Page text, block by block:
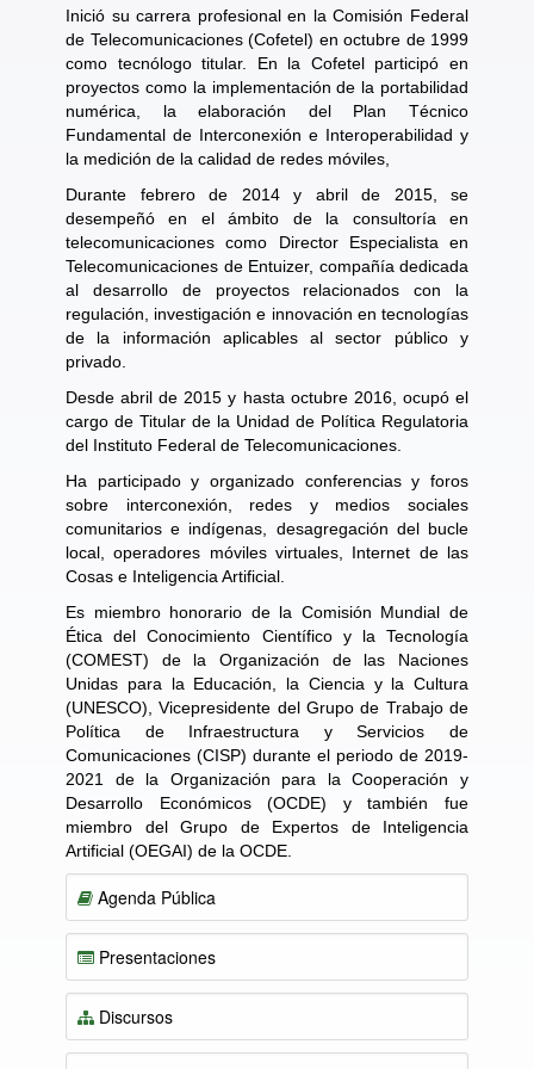
Inició su carrera profesional en la Comisión Federal
de Telecomunicaciones (Cofetel) en octubre de 1999
como tecnólogo titular. En la Cofetel participó en
proyectos como la implementación de la portabilidad
numérica, la elaboración del Plan Técnico
Fundamental de Interconexión e Interoperabilidad y
la medición de la calidad de redes móviles,
Durante febrero de 2014 y abril de 2015, se
desempeñó en el ámbito de la consultoría en
telecomunicaciones como Director Especialista en
Telecomunicaciones de Entuizer, compañía dedicada
al desarrollo de proyectos relacionados con la
regulación, investigación e innovación en tecnologías
de la información aplicables al sector público y
privado.
Desde abril de 2015 y hasta octubre 2016, ocupó el
cargo de Titular de la Unidad de Política Regulatoria
del Instituto Federal de Telecomunicaciones.
Ha participado y organizado conferencias y foros
sobre interconexión, redes y medios sociales
comunitarios e indígenas, desagregación del bucle
local, operadores móviles virtuales, Internet de las
Cosas e Inteligencia Artificial.
Es miembro honorario de la Comisión Mundial de
Ética del Conocimiento Científico y la Tecnología
(COMEST) de la Organización de las Naciones
Unidas para la Educación, la Ciencia y la Cultura
(UNESCO), Vicepresidente del Grupo de Trabajo de
Política de Infraestructura y Servicios de
Comunicaciones (CISP) durante el periodo de 2019-
2021 de la Organización para la Cooperación y
Desarrollo Económicos (OCDE) y también fue
miembro del Grupo de Expertos de Inteligencia
Artificial (OEGAI) de la OCDE.
Agenda Pública
Presentaciones
Discursos